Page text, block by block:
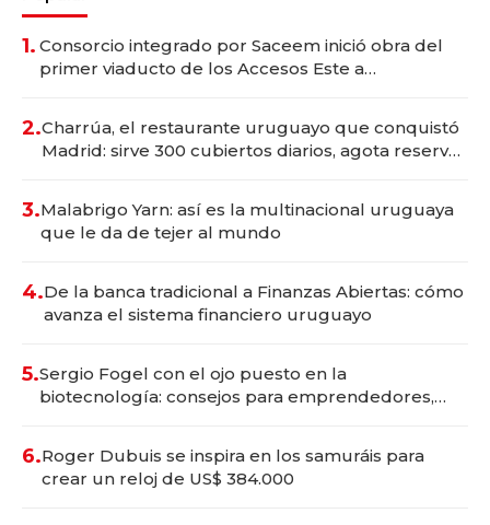
1. Consorcio integrado por Saceem inició obra del
primer viaducto de los Accesos Este a
2.Charrúa, el restaurante uruguayo que conquistó
Madrid: sirve 300 cubiertos diarios, agota reservas
3.Malabrigo Yarn: así es la multinacional uruguaya
que le da de tejer al mundo
4.De la banca tradicional a Finanzas Abiertas: cómo
avanza el sistema financiero uruguayo
5.Sergio Fogel con el ojo puesto en la
biotecnología: consejos para emprendedores,
6.Roger Dubuis se inspira en los samuráis para
crear un reloj de US$ 384.000